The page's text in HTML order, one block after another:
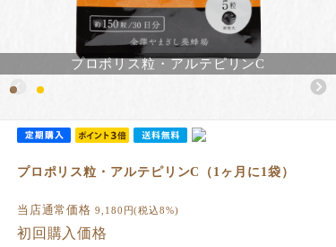
プロポリス粒・アルテピリンC
プロポリス粒・アルテピリンC（1ヶ月に1袋）
当店通常価格 9,180 円(税込8%)
初回購入価格